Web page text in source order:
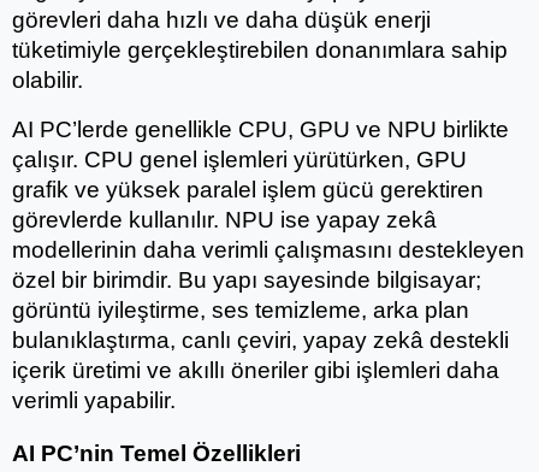
görevleri daha hızlı ve daha düşük enerji
tüketimiyle gerçekleştirebilen donanımlara sahip
olabilir.
AI PC’lerde genellikle CPU, GPU ve NPU birlikte
çalışır. CPU genel işlemleri yürütürken, GPU
grafik ve yüksek paralel işlem gücü gerektiren
görevlerde kullanılır. NPU ise yapay zekâ
modellerinin daha verimli çalışmasını destekleyen
özel bir birimdir. Bu yapı sayesinde bilgisayar;
görüntü iyileştirme, ses temizleme, arka plan
bulanıklaştırma, canlı çeviri, yapay zekâ destekli
içerik üretimi ve akıllı öneriler gibi işlemleri daha
verimli yapabilir.
AI PC’nin Temel Özellikleri